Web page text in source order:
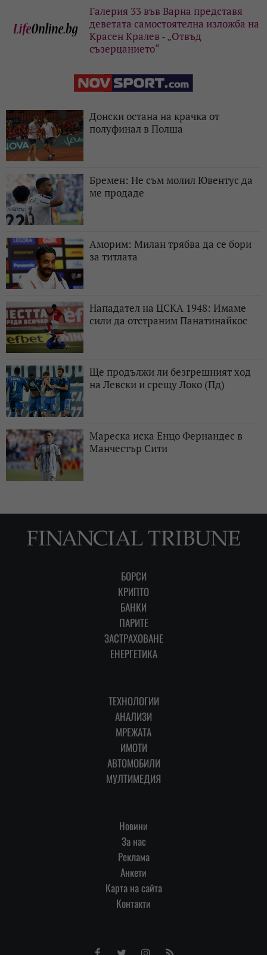
Галерия 33 във Варна представя
деветата самостоятелна изложба на
Красен Кралев - „Отвъд
съзерцанието“
Донски остана на крачка от
полуфинал в Полша
Бремен: Не съм молил Ювентус да
ме продаде
Аморим: Милан трябва да се бори
за титлата
Нападател на ЦСКА 1948: Имаме
сили да отстраним Панатинайкос
Ще продължи ли безгрешният ход
на Левски и срещу Локо (Пд)
Мареска иска Енцо Фернандес в
Манчестър Сити
БОРСИ
КРИПТО
БАНКИ
ПАРИТЕ
ЗАСТРАХОВАНЕ
ЕНЕРГЕТИКА
ТЕХНОЛОГИИ
АНАЛИЗИ
МРЕЖАТА
ИМОТИ
АВТОМОБИЛИ
МУЛТИМЕДИЯ
Новини
За нас
Реклама
Анкети
Карта на сайта
Контакти